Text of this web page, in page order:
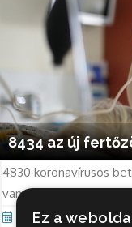
8434 az új
4830 koronavírusos
vannak
Nov 11, 2021
Ez a